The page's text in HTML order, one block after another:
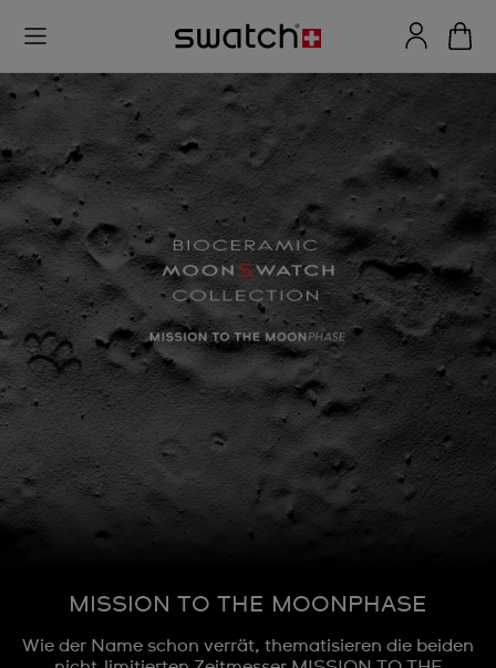
MISSION TO THE MOONPHASE
Wie der Name schon verrät, thematisieren die beiden